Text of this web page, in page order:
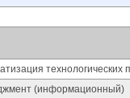
технологических
(информационный)